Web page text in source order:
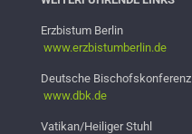
Erzbistum Berlin
www.erzbistumberlin.de
Deutsche Bischofskonferenz
www.dbk.de
Vatikan/Heiliger Stuhl